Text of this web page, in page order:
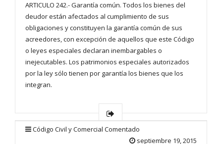
ARTICULO 242.- Garantía común. Todos los bienes del
deudor están afectados al cumplimiento de sus
obligaciones y constituyen la garantía común de sus
acreedores, con excepción de aquellos que este Código
o leyes especiales declaran inembargables o
inejecutables. Los patrimonios especiales autorizados
por la ley sólo tienen por garantía los bienes que los
integran.
Código Civil y Comercial Comentado
septiembre 19, 2015